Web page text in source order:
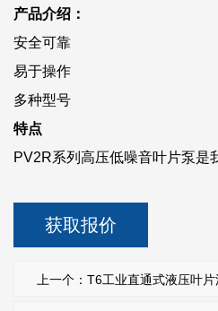
产品介绍：
安全可靠
易于操作
多种型号
特点
PV2R系列高压低噪音叶片泵是
小、质量稳定。流量输出均匀
其宽广的压力调节范围使其能
获取报价
上一个：T6工业直通式液压叶片